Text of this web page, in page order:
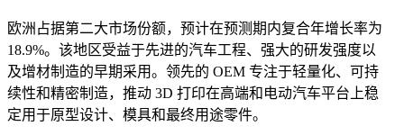
欧洲占据第二大市场份额，预计在预测期内复合年增长率为
18.9%。该地区受益于先进的汽车工程、强大的研发强度以
及增材制造的早期采用。领先的 OEM 专注于轻量化、可持
续性和精密制造，推动 3D 打印在高端和电动汽车平台上稳
定用于原型设计、模具和最终用途零件。